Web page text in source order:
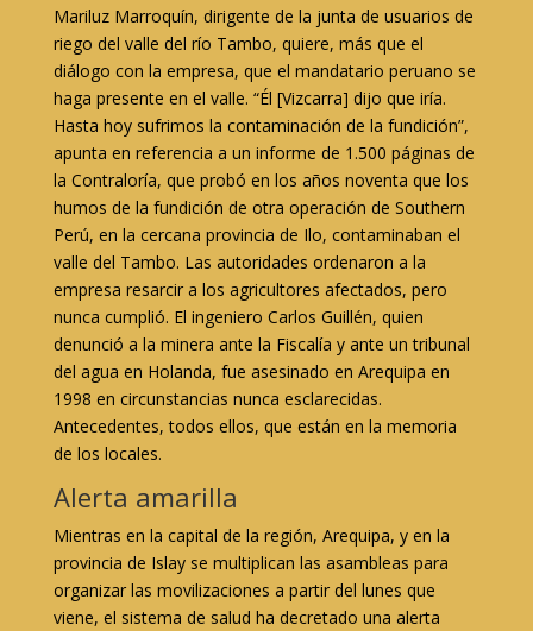
Mariluz Marroquín, dirigente de la junta de usuarios de
riego del valle del río Tambo, quiere, más que el
diálogo con la empresa, que el mandatario peruano se
haga presente en el valle. “Él [Vizcarra] dijo que iría.
Hasta hoy sufrimos la contaminación de la fundición”,
apunta en referencia a un informe de 1.500 páginas de
la Contraloría, que probó en los años noventa que los
humos de la fundición de otra operación de Southern
Perú, en la cercana provincia de Ilo, contaminaban el
valle del Tambo. Las autoridades ordenaron a la
empresa resarcir a los agricultores afectados, pero
nunca cumplió. El ingeniero Carlos Guillén, quien
denunció a la minera ante la Fiscalía y ante un tribunal
del agua en Holanda, fue asesinado en Arequipa en
1998 en circunstancias nunca esclarecidas.
Antecedentes, todos ellos, que están en la memoria
de los locales.
Alerta amarilla
Mientras en la capital de la región, Arequipa, y en la
provincia de Islay se multiplican las asambleas para
organizar las movilizaciones a partir del lunes que
viene, el sistema de salud ha decretado una alerta